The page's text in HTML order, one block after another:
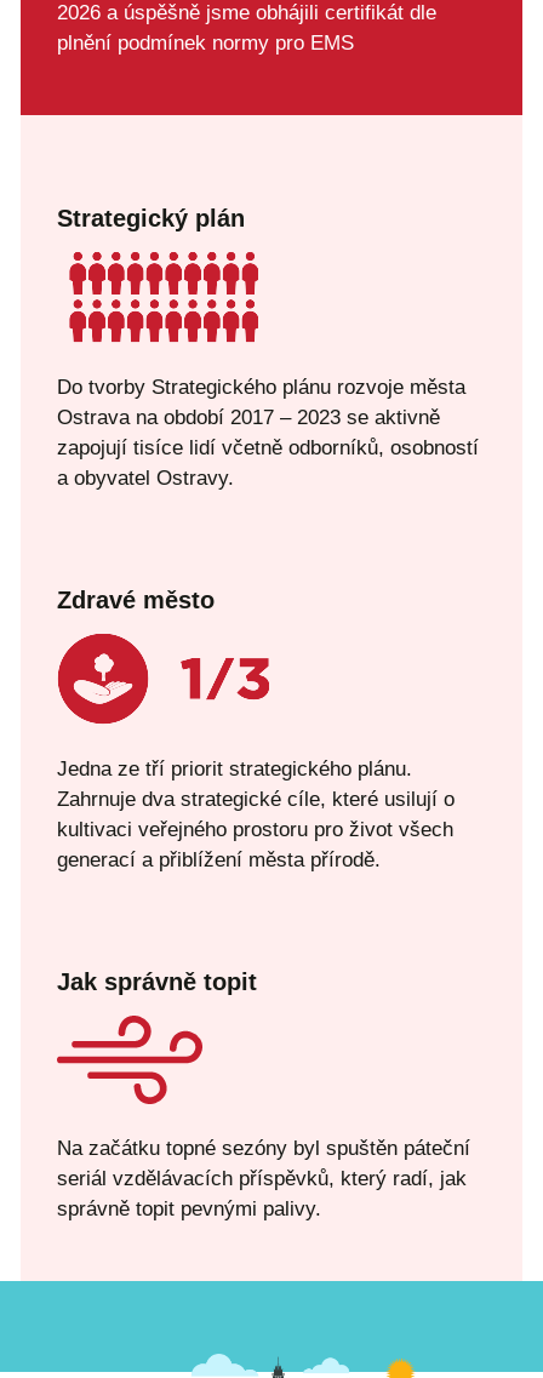
2026 a úspěšně jsme obhájili certifikát dle
plnění podmínek normy pro EMS
Strategický plán
Do tvorby Strategického plánu rozvoje města
Ostrava na období 2017 – 2023 se aktivně
zapojují tisíce lidí včetně odborníků, osobností
a obyvatel Ostravy.
Zdravé město
Jedna ze tří priorit strategického plánu.
Zahrnuje dva strategické cíle, které usilují o
kultivaci veřejného prostoru pro život všech
generací a přiblížení města přírodě.
Jak správně topit
Na začátku topné sezóny byl spuštěn páteční
seriál vzdělávacích příspěvků, který radí, jak
správně topit pevnými palivy.